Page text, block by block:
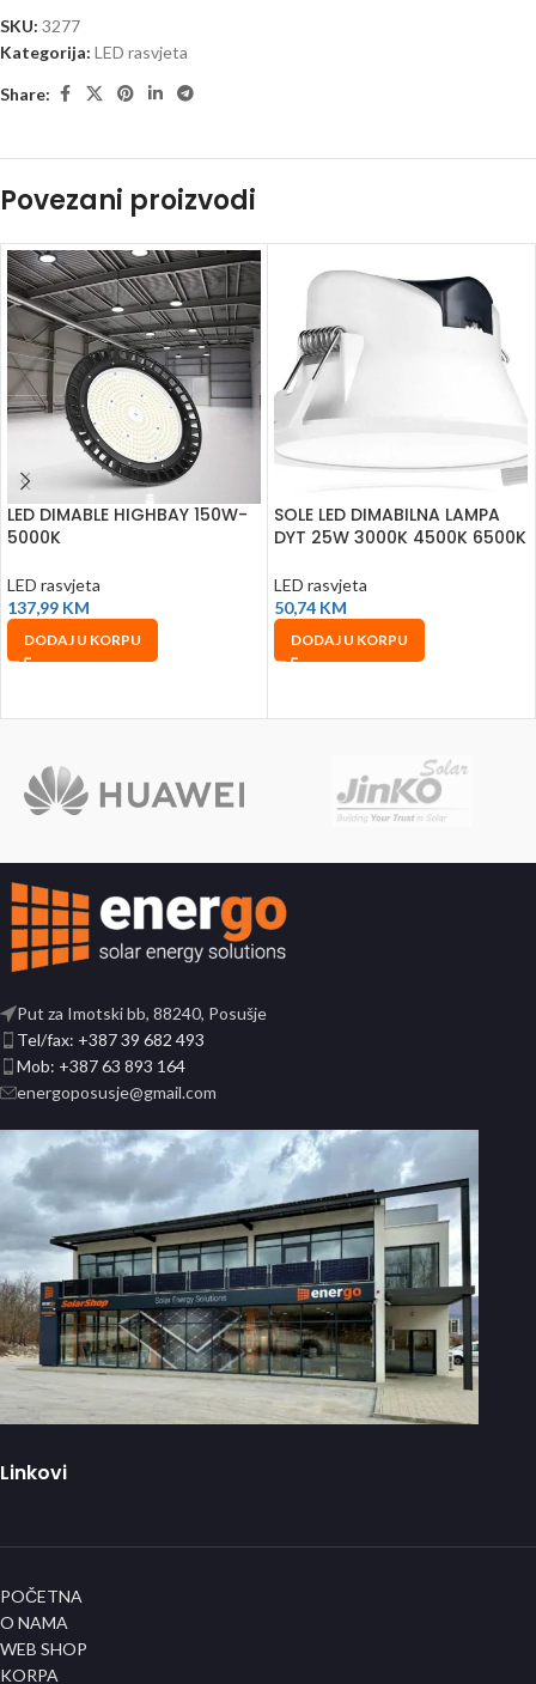
SKU: 3277
Kategorija: LED rasvjeta
Share:
Povezani proizvodi
LED DIMABLE HIGHBAY 150W-
5000K
LED rasvjeta
137,99 KM
DODAJ U KORPU
SOLE LED DIMABILNA LAMPA
DYT 25W 3000K 4500K 6500K
LED rasvjeta
50,74 KM
DODAJ U KORPU
Put za Imotski bb, 88240, Posušje
Tel/fax: +387 39 682 493
Mob: +387 63 893 164
energoposusje@gmail.com
Linkovi
POČETNA
O NAMA
WEB SHOP
KORPA